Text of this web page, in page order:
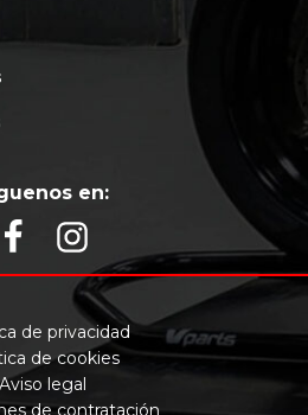
en:
de privacidad
de cookies
Aviso legal